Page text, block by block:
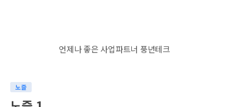
언제나 좋은 사업파트너 풍년테크
노즐